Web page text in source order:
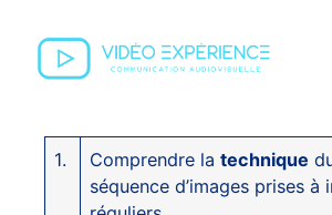
1. Comprendre latechnique
séquence d’images prises à